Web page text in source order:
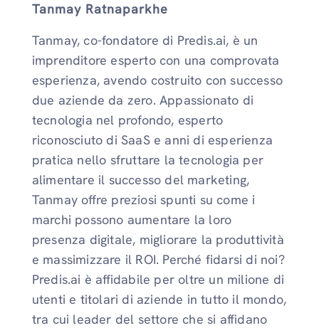
Tanmay Ratnaparkhe
Tanmay, co-fondatore di Predis.ai, è un
imprenditore esperto con una comprovata
esperienza, avendo costruito con successo
due aziende da zero. Appassionato di
tecnologia nel profondo, esperto
riconosciuto di SaaS e anni di esperienza
pratica nello sfruttare la tecnologia per
alimentare il successo del marketing,
Tanmay offre preziosi spunti su come i
marchi possono aumentare la loro
presenza digitale, migliorare la produttività
e massimizzare il ROI. Perché fidarsi di noi?
Predis.ai è affidabile per oltre un milione di
utenti e titolari di aziende in tutto il mondo,
tra cui leader del settore che si affidano